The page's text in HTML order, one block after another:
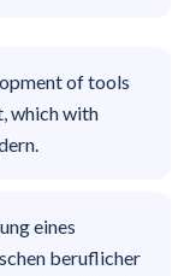
of tools
which with
eines
beruflicher